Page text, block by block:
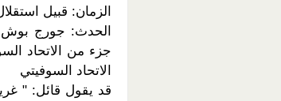
الزمان: قبيل استقلال
الحدث: جورج بوش
جزء من الاتحاد
الاتحاد السوفيتي
قد يقول قائل: "